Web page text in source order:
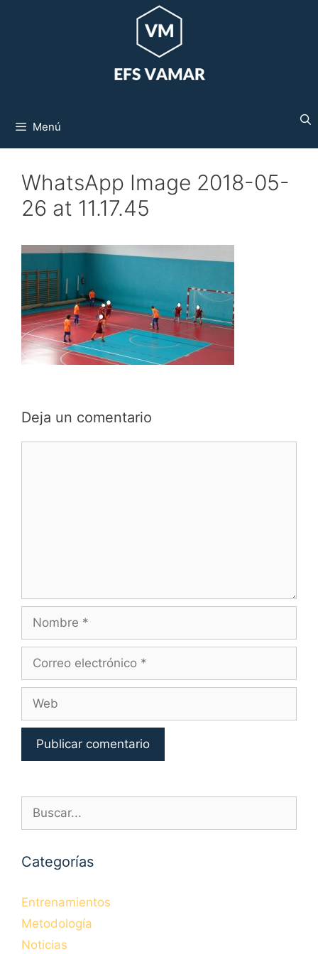
Menú
WhatsApp Image 2018-05-
26 at 11.17.45
Deja un comentario
Nombre
Correo
Web
Buscar:
Categorías
Entrenamientos
Metodología
Noticias